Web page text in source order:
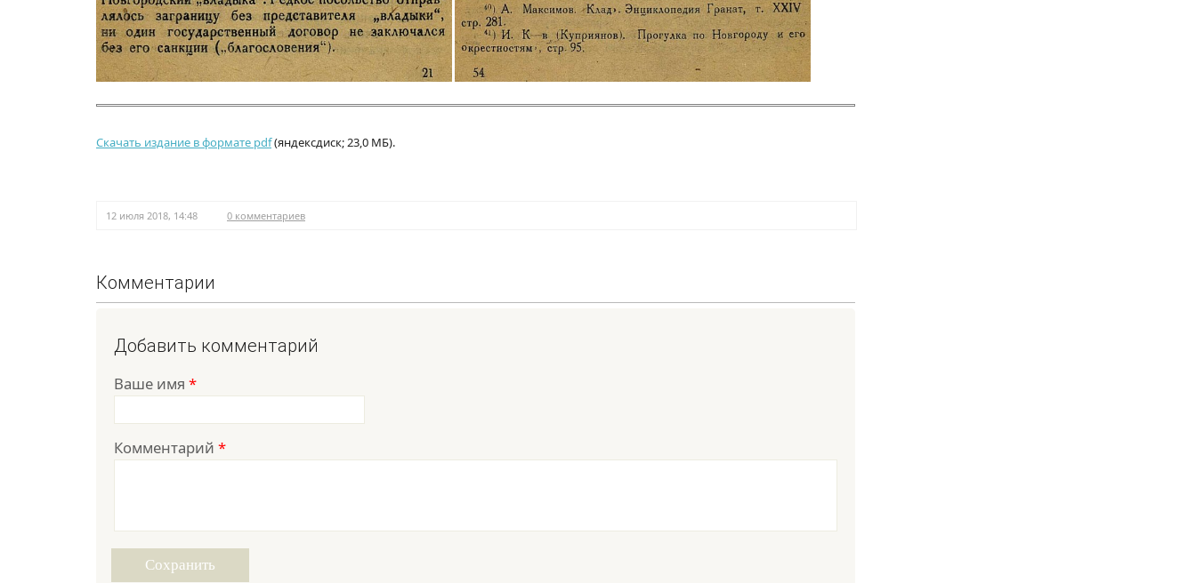
Скачать издание в формате pdf(яндексдиск; 23,0 МБ).
12 июля 2018, 14:48 0 комментариев
Комментарии
Добавить комментарий
Ваше имя *
Комментарий *